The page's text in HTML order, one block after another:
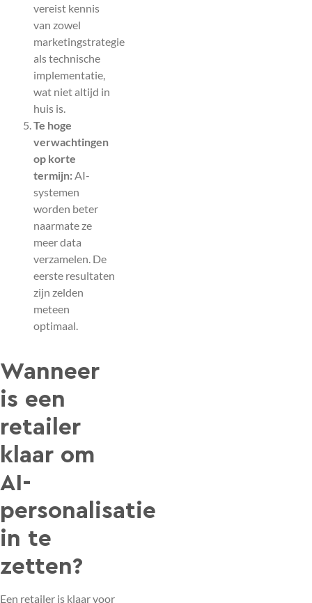
vereist kennis
van zowel
marketingstrategie
als technische
implementatie,
wat niet altijd in
huis is.
Te hoge
verwachtingen
op korte
termijn:AI-
systemen
worden beter
naarmate ze
meer data
verzamelen. De
eerste resultaten
zijn zelden
meteen
optimaal.
Wanneer
is een
retailer
klaar om
AI-
personalisatie
in te
zetten?
Een retailer is klaar voor